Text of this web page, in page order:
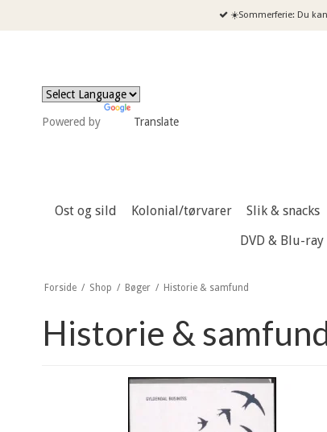
☀️Sommerferie: Du
Powered by Translate
Ost og sild Kolonial/tørvarer Slik & snacks
DVD & Blu-ray
Forside / Shop / Bøger / Historie & samfund
Historie &